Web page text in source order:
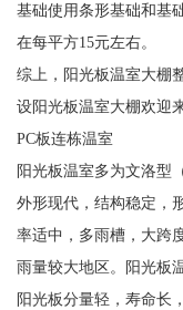
基础使用条形基础和基
在每平方15元左右。
综上，阳光板温室大棚
设阳光板温室大棚欢迎
PC板连栋温室
阳光板温室多为文洛型
外形现代，结构稳定，
率适中，多雨槽，大跨
雨量较大地区。阳光板
阳光板分量轻，寿命长